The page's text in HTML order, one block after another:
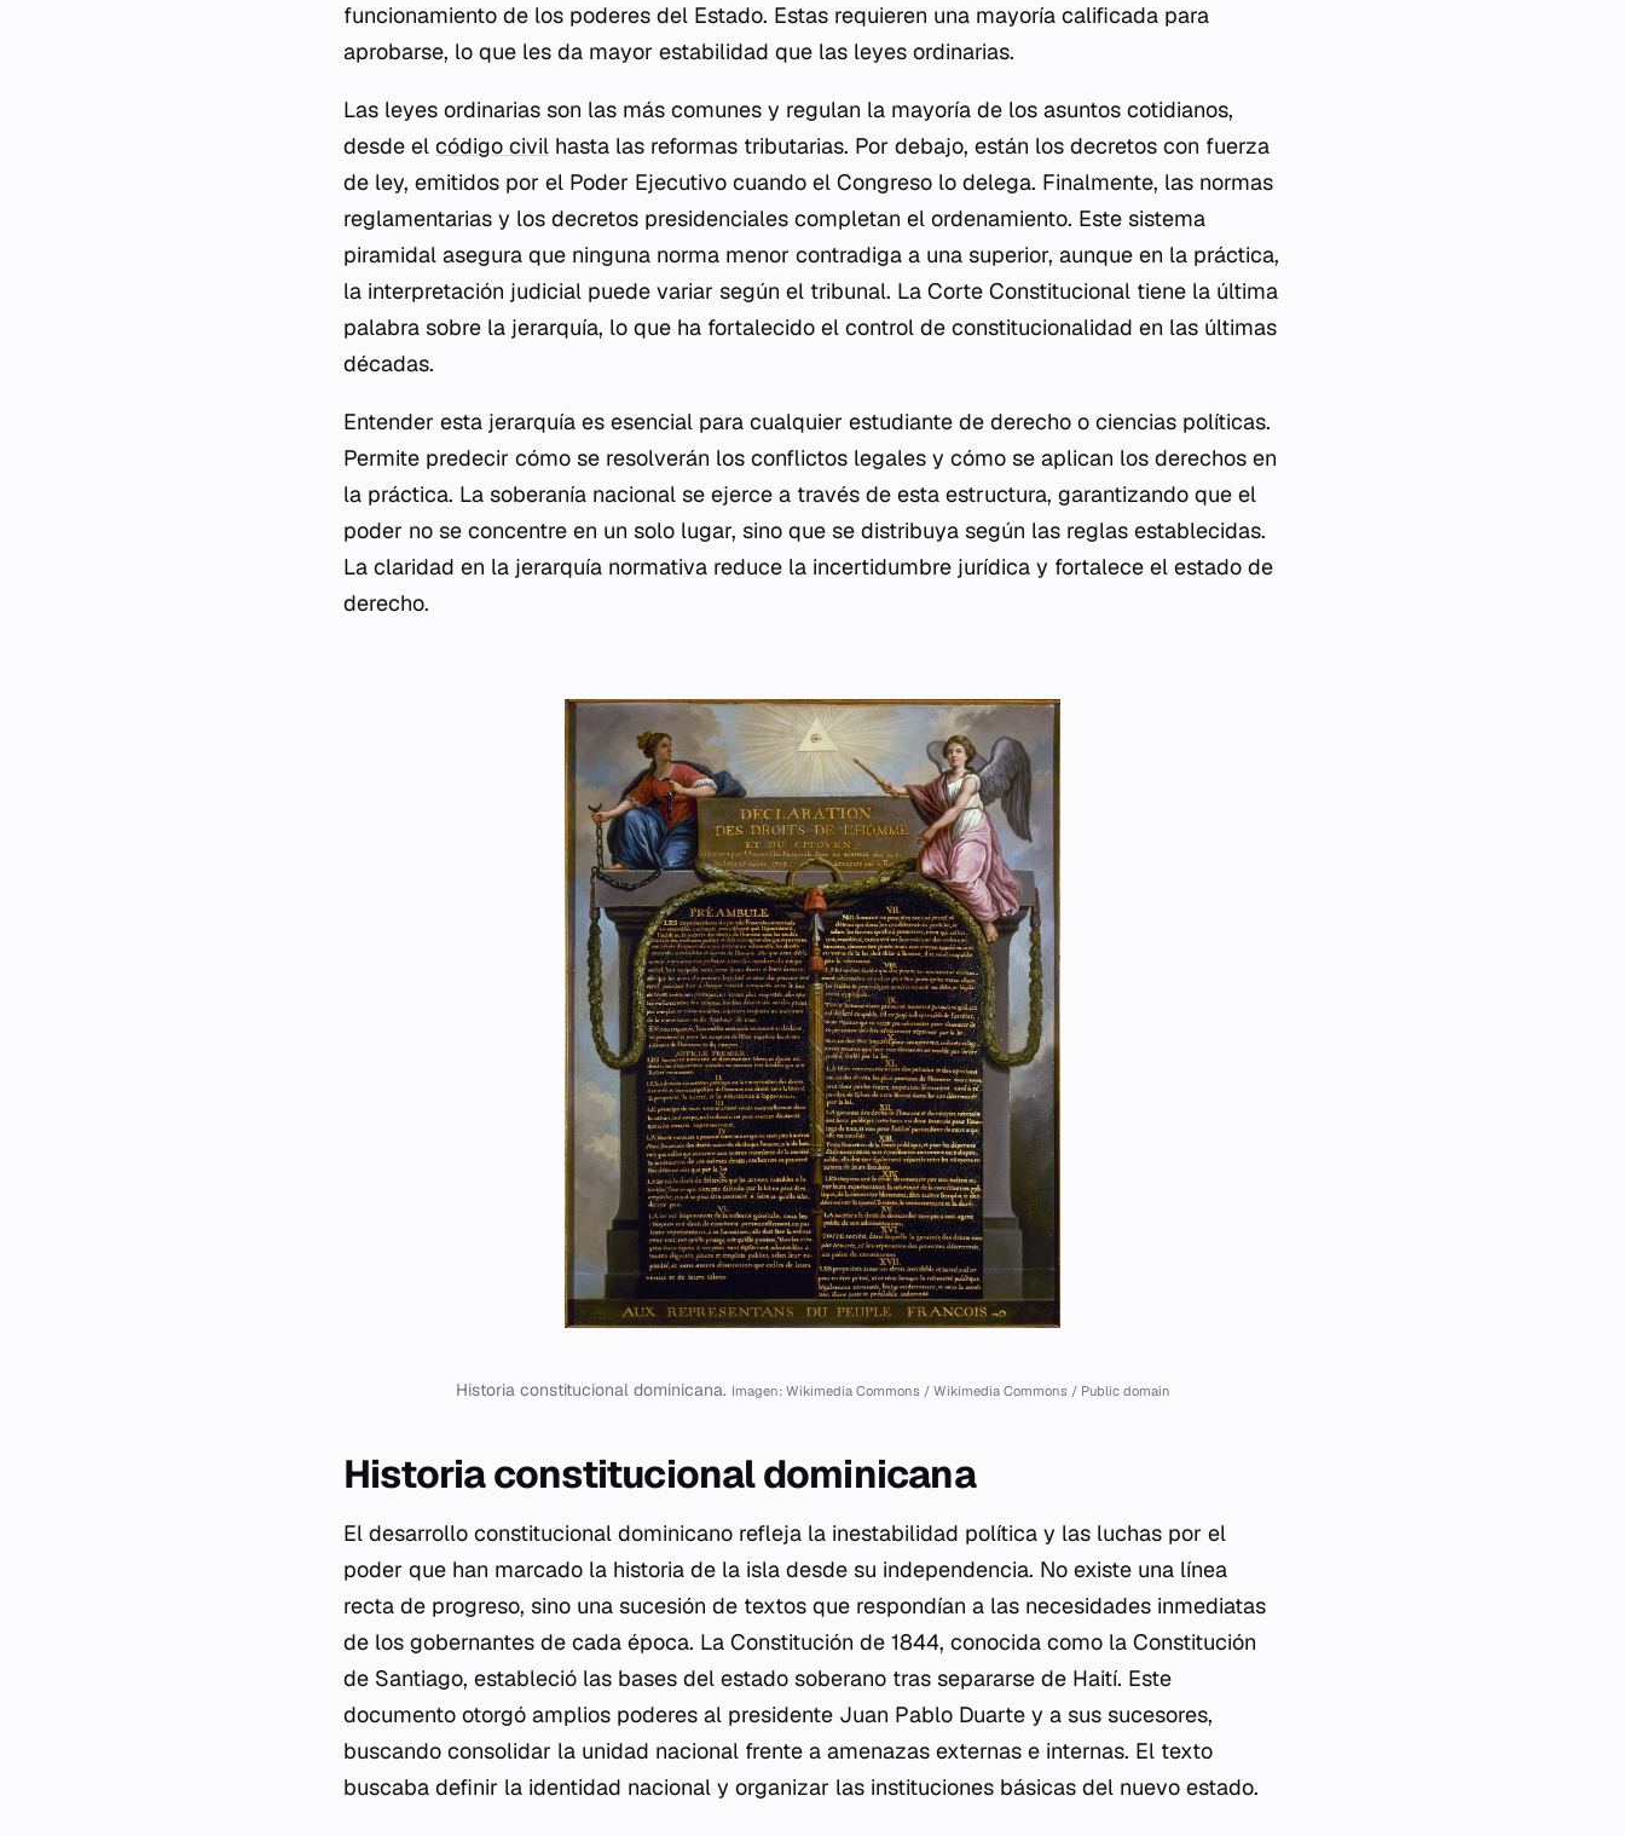
funcionamiento de los poderes del Estado. Estas requieren una mayoría calificada para
aprobarse, lo que les da mayor estabilidad que las leyes ordinarias.
Las leyes ordinarias son las más comunes y regulan la mayoría de los asuntos cotidianos,
desde el código civil hasta las reformas tributarias. Por debajo, están los decretos con fuerza
de ley, emitidos por el Poder Ejecutivo cuando el Congreso lo delega. Finalmente, las normas
reglamentarias y los decretos presidenciales completan el ordenamiento. Este sistema
piramidal asegura que ninguna norma menor contradiga a una superior, aunque en la práctica,
la interpretación judicial puede variar según el tribunal. La Corte Constitucional tiene la última
palabra sobre la jerarquía, lo que ha fortalecido el control de constitucionalidad en las últimas
décadas.
Entender esta jerarquía es esencial para cualquier estudiante de derecho o ciencias políticas.
Permite predecir cómo se resolverán los conflictos legales y cómo se aplican los derechos en
la práctica. La soberanía nacional se ejerce a través de esta estructura, garantizando que el
poder no se concentre en un solo lugar, sino que se distribuya según las reglas establecidas.
La claridad en la jerarquía normativa reduce la incertidumbre jurídica y fortalece el estado de
derecho.
Historia constitucional dominicana. Imagen: Wikimedia Commons / Wikimedia Commons / Public domain
Historia constitucional dominicana
El desarrollo constitucional dominicano refleja la inestabilidad política y las luchas por el
poder que han marcado la historia de la isla desde su independencia. No existe una línea
recta de progreso, sino una sucesión de textos que respondían a las necesidades inmediatas
de los gobernantes de cada época. La Constitución de 1844, conocida como la Constitución
de Santiago, estableció las bases del estado soberano tras separarse de Haití. Este
documento otorgó amplios poderes al presidente Juan Pablo Duarte y a sus sucesores,
buscando consolidar la unidad nacional frente a amenazas externas e internas. El texto
buscaba definir la identidad nacional y organizar las instituciones básicas del nuevo estado.